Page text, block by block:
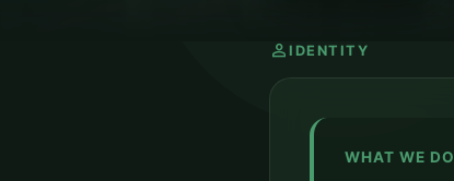
person IDENTITY
WHAT WE DO